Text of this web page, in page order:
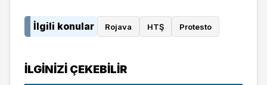
İlgili konular Rojava HTŞ Protesto
İLGINIZI ÇEKEBILIR